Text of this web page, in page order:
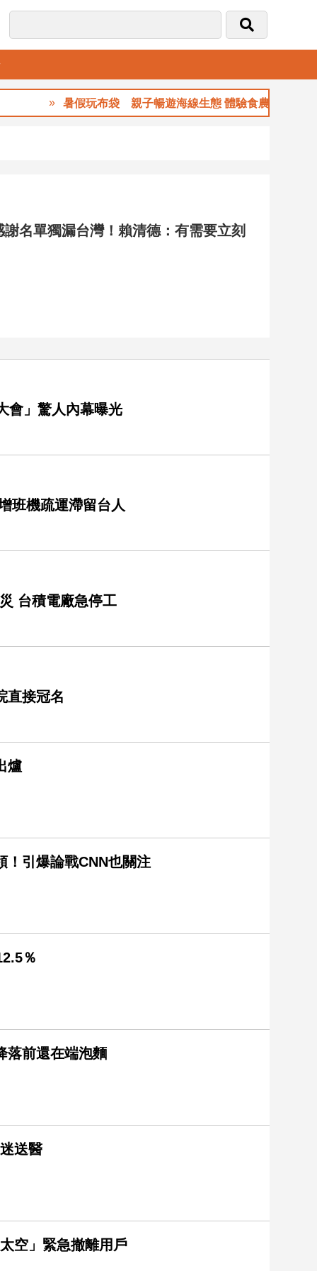
暑假玩布袋 親子暢遊海線生態 體驗食農樂趣
謝名單獨漏台灣！賴清德：有需要立刻
會」驚人內幕曝光
班機疏運滯留台人
台積電廠急停工
直接冠名
爐
！引爆論戰CNN也關注
％
落前還在端泡麵
送醫
空」緊急撤離用戶